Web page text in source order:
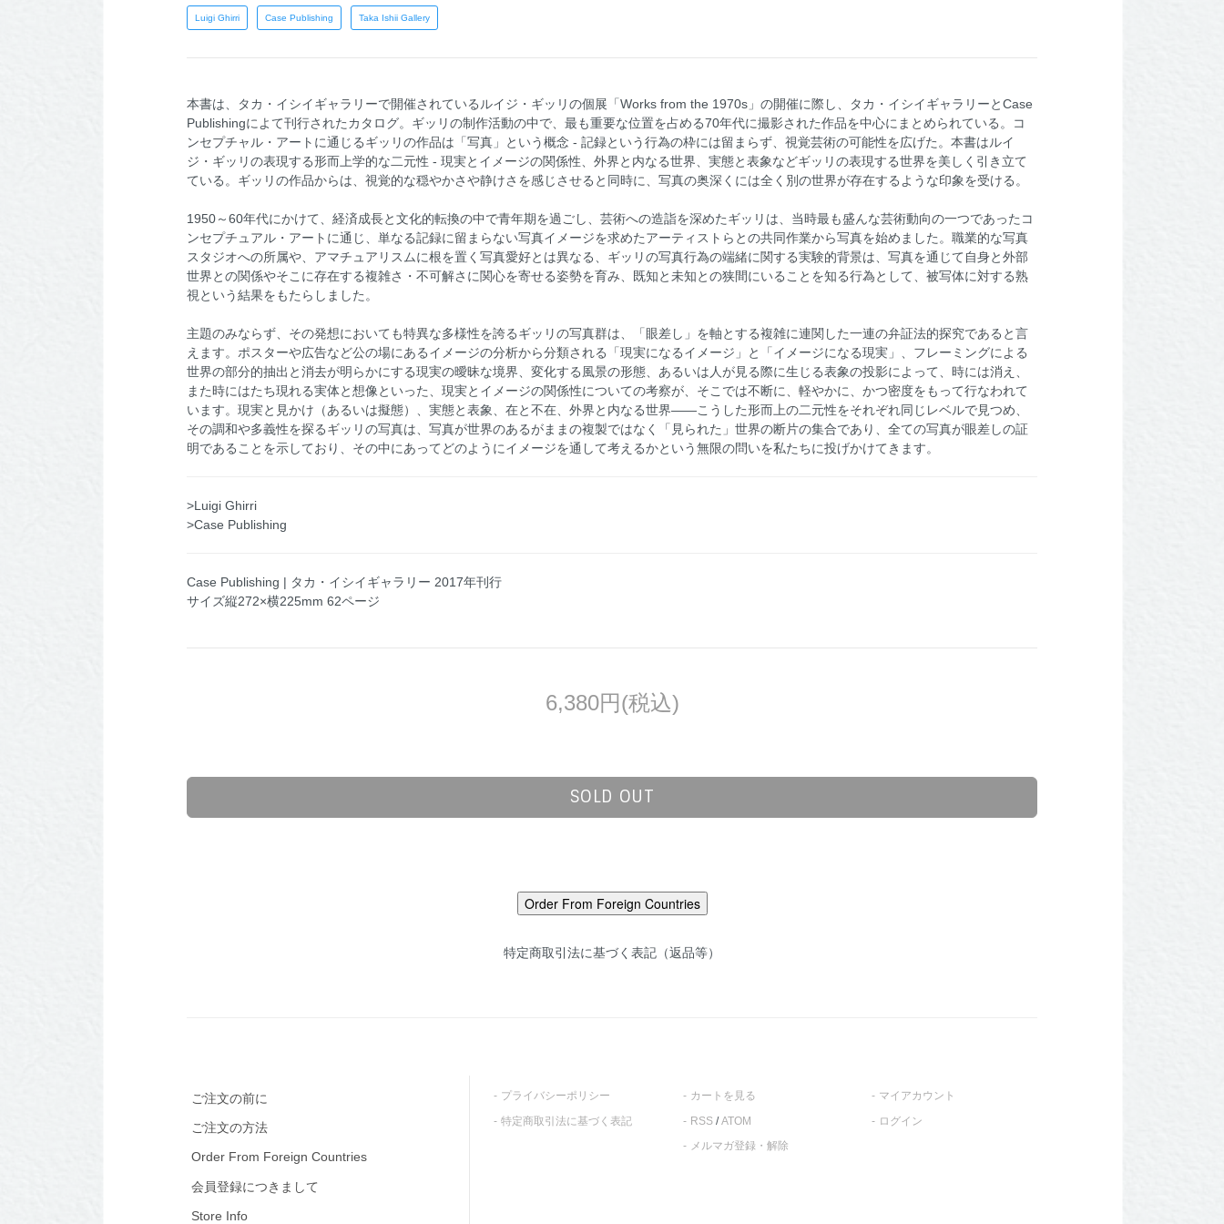
Luigi Ghirri Case Publishing Taka Ishii Gallery
本書は、タカ・イシイギャラリーで開催されているルイジ・ギッリの個展「Works from the 1970s」の開催に際し、タカ・イシイギャラリーとCase
Publishingによて刊行されたカタログ。ギッリの制作活動の中で、最も重要な位置を占める70年代に撮影された作品を中心にまとめられている。コ
ンセプチャル・アートに通じるギッリの作品は「写真」という概念 - 記録という行為の枠には留まらず、視覚芸術の可能性を広げた。本書はルイ
ジ・ギッリの表現する形而上学的な二元性 - 現実とイメージの関係性、外界と内なる世界、実態と表象などギッリの表現する世界を美しく引き立て
ている。ギッリの作品からは、視覚的な穏やかさや静けさを感じさせると同時に、写真の奥深くには全く別の世界が存在するような印象を受ける。
1950～60年代にかけて、経済成長と文化的転換の中で青年期を過ごし、芸術への造詣を深めたギッリは、当時最も盛んな芸術動向の一つであったコ
ンセプチュアル・アートに通じ、単なる記録に留まらない写真イメージを求めたアーティストらとの共同作業から写真を始めました。職業的な写真
スタジオへの所属や、アマチュアリスムに根を置く写真愛好とは異なる、ギッリの写真行為の端緒に関する実験的背景は、写真を通じて自身と外部
世界との関係やそこに存在する複雑さ・不可解さに関心を寄せる姿勢を育み、既知と未知との狭間にいることを知る行為として、被写体に対する熟
視という結果をもたらしました。
主題のみならず、その発想においても特異な多様性を誇るギッリの写真群は、「眼差し」を軸とする複雑に連関した一連の弁証法的探究であると言
えます。ポスターや広告など公の場にあるイメージの分析から分類される「現実になるイメージ」と「イメージになる現実」、フレーミングによる
世界の部分的抽出と消去が明らかにする現実の曖昧な境界、変化する風景の形態、あるいは人が見る際に生じる表象の投影によって、時には消え、
また時にはたち現れる実体と想像といった、現実とイメージの関係性についての考察が、そこでは不断に、軽やかに、かつ密度をもって行なわれて
います。現実と見かけ（あるいは擬態）、実態と表象、在と不在、外界と内なる世界――こうした形而上の二元性をそれぞれ同じレベルで見つめ、
その調和や多義性を探るギッリの写真は、写真が世界のあるがままの複製ではなく「見られた」世界の断片の集合であり、全ての写真が眼差しの証
明であることを示しており、その中にあってどのようにイメージを通して考えるかという無限の問いを私たちに投げかけてきます。
>Luigi Ghirri
>Case Publishing
Case Publishing | タカ・イシイギャラリー 2017年刊行
サイズ縦272×横225mm 62ページ
6,380円(税込)
SOLD OUT
特定商取引法に基づく表記（返品等）
ご注文の前に
ご注文の方法
Order From Foreign Countries
会員登録につきまして
Store Info
プライバシーポリシー
特定商取引法に基づく表記
カートを見る
RSS/ATOM
メルマガ登録・解除
マイアカウント
ログイン